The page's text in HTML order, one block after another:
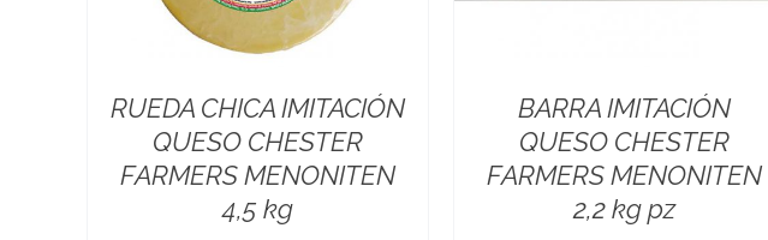
RUEDA CHICA IMITACIÓN
QUESO CHESTER
FARMERS MENONITEN
4,5 kg
BARRA IMITACIÓN
QUESO CHESTER
FARMERS MENONITEN
2,2 kg pz